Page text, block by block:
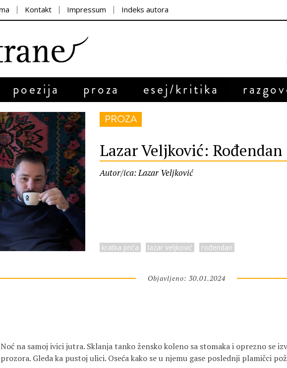
Kontakt Impressum Indeks autora
poezija proza esej/kritika
PROZA
Lazar Veljković: Rođendan
Autor/ica: Lazar Veljković
kratka priča lazar veljković rođendan
Objavljeno: 30.01.2024
Noć na samoj ivici jutra. Sklanja tanko žensko koleno sa stomaka i oprezno se
prozora. Gleda ka pustoj ulici. Oseća kako se u njemu gase poslednji plamičci